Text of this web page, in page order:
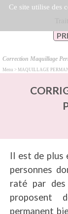
Ce site utilise des
Aller au contenu
Correction Maquillage
Menu > MAQUILLAGE
Il est de plus
personnes
raté par des
proposent
permanent